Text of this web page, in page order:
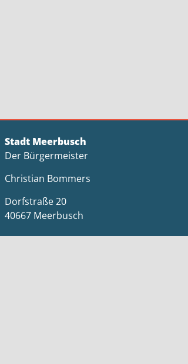
Stadt Meerbusch
Der Bürgermeister
Christian Bommers
Dorfstraße 20
40667 Meerbusch